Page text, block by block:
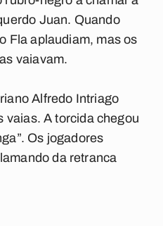
Juan. Quando
Fla aplaudiam, mas os
vaiavam.
Alfredo Intriago
vaias. A torcida chegou
Os jogadores
da retranca